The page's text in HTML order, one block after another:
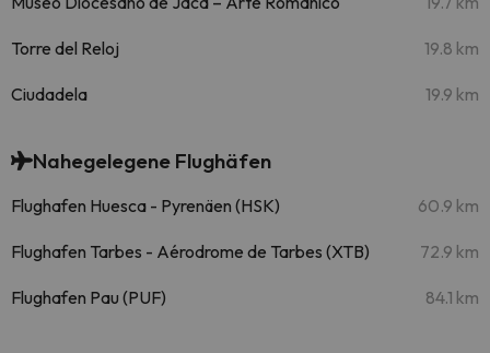
Torre del Reloj 19.8 km
Ciudadela 19.9 km
Nahegelegene Flughäfen
Flughafen Huesca - Pyrenäen (HSK) 60.9 km
Flughafen Tarbes - Aérodrome de Tarbes (XTB) 72.9 km
Flughafen Pau (PUF) 84.1 km